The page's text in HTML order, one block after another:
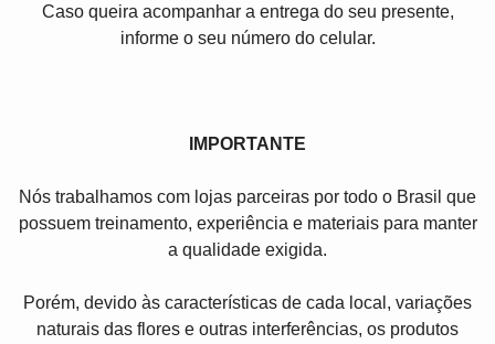
Caso queira acompanhar a entrega do seu presente,
informe o seu número do celular.
IMPORTANTE
Nós trabalhamos com lojas parceiras por todo o Brasil que
possuem treinamento, experiência e materiais para manter
a qualidade exigida.
Porém, devido às características de cada local, variações
naturais das flores e outras interferências, os produtos